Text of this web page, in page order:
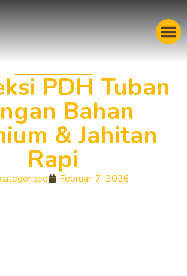
PDH Tuban
Bahan
& Jahitan
Rapi
Februari 7, 2026